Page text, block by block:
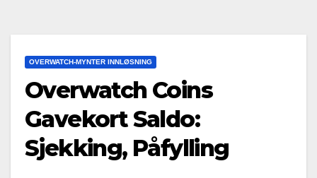
OVERWATCH-MYNTER INNLØSNING
Overwatch Coins
Gavekort Saldo:
Sjekking, Påfylling